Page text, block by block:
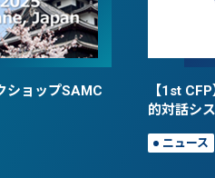
ショップSAMC
【1st
的対話シ
ニュース